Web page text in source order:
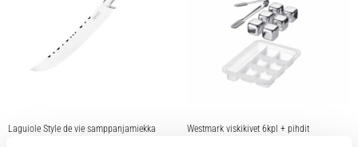
Laguiole Style de vie samppanjamiekka
Westmark viskikivet 6kpl + pihdit